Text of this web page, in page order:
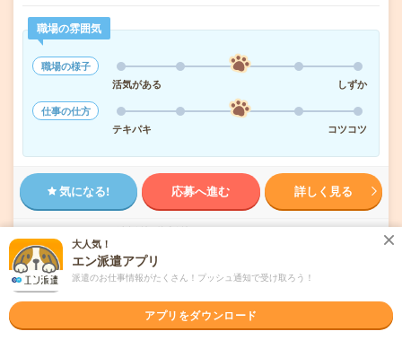
職場の雰囲気
職場の様子
活気がある
しずか
仕事の仕方
テキパキ
コツコツ
気になる! 応募へ進む 詳しく見る
派遣会社 株式会社リクルートスタッフィング
未読 掲載日 2026/08/07
時給1900円！服装自由＊天王洲アイルでの旅
大人気！
エン派遣アプリ
派遣のお仕事情報がたくさん！プッシュ通知で受け取ろう！
アプリをダウンロード